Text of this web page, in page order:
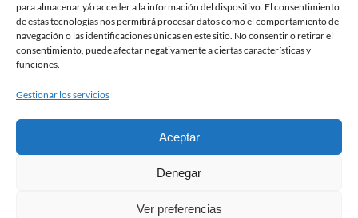
para almacenar y/o acceder a la información del dispositivo. El consentimiento
de estas tecnologías nos permitirá procesar datos como el comportamiento de
navegación o las identificaciones únicas en este sitio. No consentir o retirar el
consentimiento, puede afectar negativamente a ciertas características y
funciones.
Gestionar los servicios
Aceptar
Denegar
Ver preferencias
Fundación Pastor de Estudios Clásicos
Calle Serrano, 107. Madrid, 28006.
915617236
2026 Todos los derechos reservados © Fundación Pastor. Sitio web
Condiciones de contratación
Aviso legal